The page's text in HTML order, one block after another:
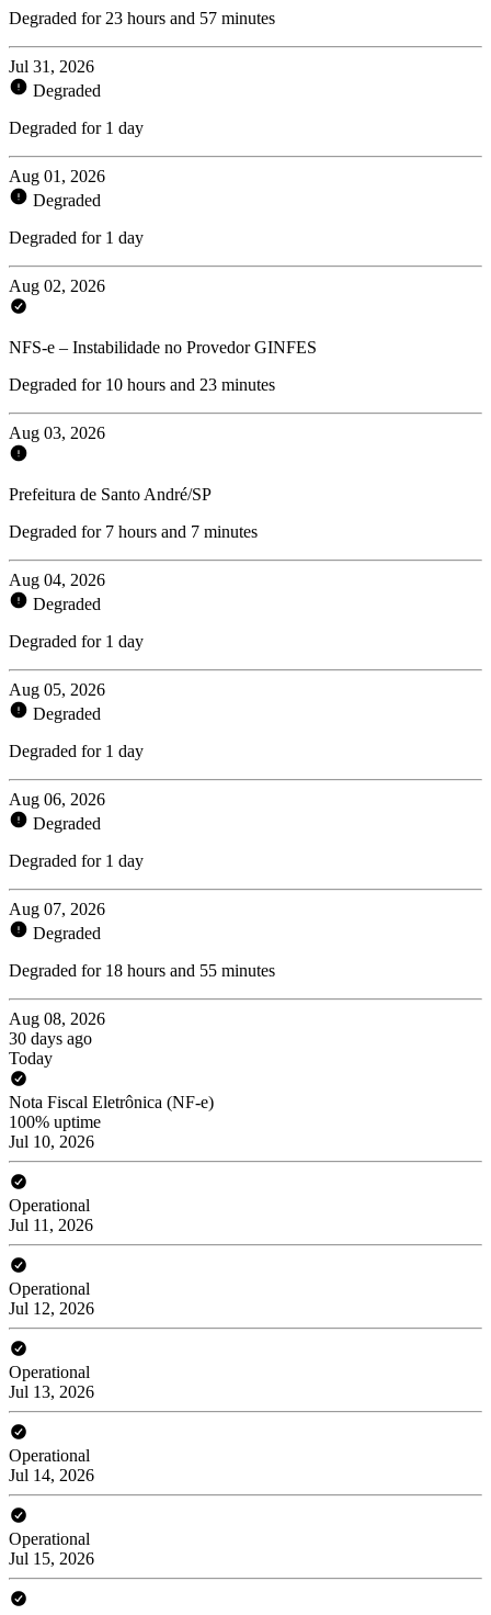
Degraded for 23 hours and 57 minutes
Jul 31, 2026
Degraded
Degraded for 1 day
Aug 01, 2026
Degraded
Degraded for 1 day
Aug 02, 2026
NFS-e – Instabilidade no Provedor GINFES
Degraded for 10 hours and 23 minutes
Aug 03, 2026
Prefeitura de Santo André/SP
Degraded for 7 hours and 7 minutes
Aug 04, 2026
Degraded
Degraded for 1 day
Aug 05, 2026
Degraded
Degraded for 1 day
Aug 06, 2026
Degraded
Degraded for 1 day
Aug 07, 2026
Degraded
Degraded for 18 hours and 55 minutes
Aug 08, 2026
30 days ago
Today
Nota Fiscal Eletrônica (NF-e)
100% uptime
Jul 10, 2026
Operational
Jul 11, 2026
Operational
Jul 12, 2026
Operational
Jul 13, 2026
Operational
Jul 14, 2026
Operational
Jul 15, 2026